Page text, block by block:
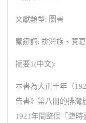
文獻類型: 圖書
關鍵詞: 排灣族、賽
摘要1(中文):
本書為大正十年（
告書》第八冊的排灣
1921年間整個「臨時